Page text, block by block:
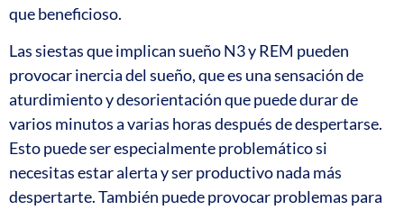
que beneficioso.
Las siestas que implican sueño N3 y REM pueden
provocar inercia del sueño, que es una sensación de
aturdimiento y desorientación que puede durar de
varios minutos a varias horas después de despertarse.
Esto puede ser especialmente problemático si
necesitas estar alerta y ser productivo nada más
despertarte. También puede provocar problemas para